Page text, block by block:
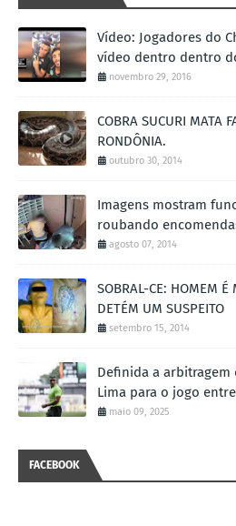
Vídeo: Jogadores do
vídeo dentro dentro
novembro 29, 2016
COBRA SUCURI MATA
RONDÔNIA.
outubro 30, 2014
Imagens mostram
roubando
agosto 07, 2014
SOBRAL-CE: HOMEM É
DETÉM UM SUSPEITO
setembro 15, 2014
Definida a arbitragem
Lima para o jogo
maio 09, 2025
FACEBOOK